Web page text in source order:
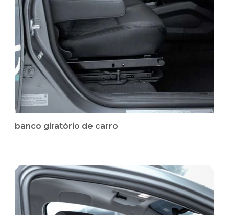
banco giratório de carro